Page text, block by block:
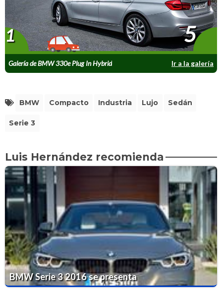
Galería de BMW 330e Plug In Hybrid Ir a la galería
1 5
BMW Compacto Industria Lujo Sedán
Serie 3
Luis Hernández recomienda
BMW Serie 3 2016 se presenta